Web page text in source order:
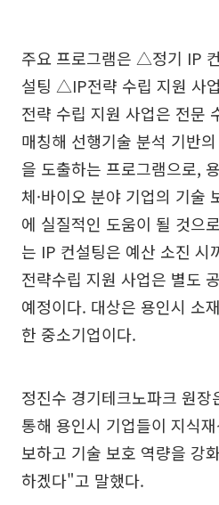
주요 프로그램은 △정기 IP
설팅 △IP전략 수립 지원 사
전략 수립 지원 사업은 전문
매칭해 선행기술 분석 기반
을 도출하는 프로그램으로,
체·바이오 분야 기업의 기술
에 실질적인 도움이 될 것으
는 IP 컨설팅은 예산 소진 시
전략수립 지원 사업은 별도
예정이다. 대상은 용인시 소
한 중소기업이다.
정진수 경기테크노파크 원
통해 용인시 기업들이 지식
보하고 기술 보호 역량을 강
하겠다"고 말했다.